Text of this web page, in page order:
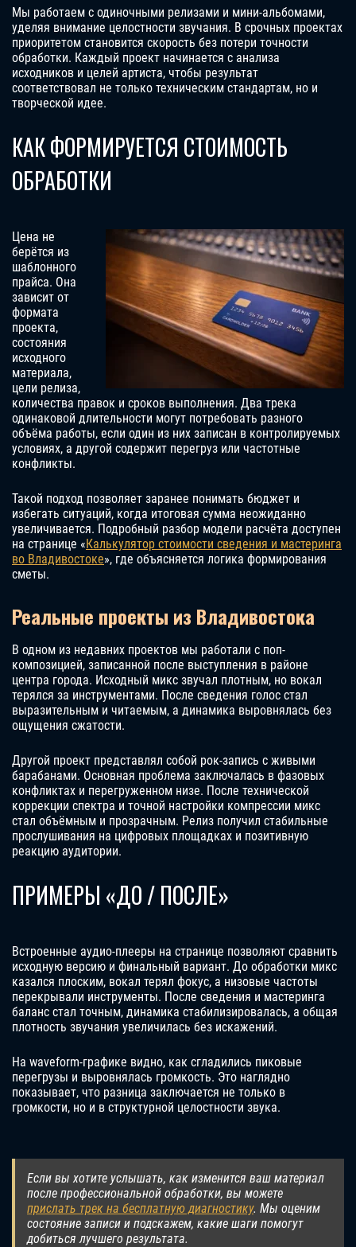
Мы работаем с одиночными релизами и мини-альбомами,
уделяя внимание целостности звучания. В срочных проектах
приоритетом становится скорость без потери точности
обработки. Каждый проект начинается с анализа
исходников и целей артиста, чтобы результат
соответствовал не только техническим стандартам, но и
творческой идее.
КАК ФОРМИРУЕТСЯ СТОИМОСТЬ
ОБРАБОТКИ
Цена не
берётся из
шаблонного
прайса. Она
зависит от
формата
проекта,
состояния
исходного
материала,
цели релиза,
количества правок и сроков выполнения. Два трека
одинаковой длительности могут потребовать разного
объёма работы, если один из них записан в контролируемых
условиях, а другой содержит перегруз или частотные
конфликты.
Такой подход позволяет заранее понимать бюджет и
избегать ситуаций, когда итоговая сумма неожиданно
увеличивается. Подробный разбор модели расчёта доступен
на странице «Калькулятор стоимости сведения и мастеринга
во Владивостоке», где объясняется логика формирования
сметы.
Реальные проекты из Владивостока
В одном из недавних проектов мы работали с поп-
композицией, записанной после выступления в районе
центра города. Исходный микс звучал плотным, но вокал
терялся за инструментами. После сведения голос стал
выразительным и читаемым, а динамика выровнялась без
ощущения сжатости.
Другой проект представлял собой рок-запись с живыми
барабанами. Основная проблема заключалась в фазовых
конфликтах и перегруженном низе. После технической
коррекции спектра и точной настройки компрессии микс
стал объёмным и прозрачным. Релиз получил стабильные
прослушивания на цифровых площадках и позитивную
реакцию аудитории.
ПРИМЕРЫ «ДО / ПОСЛЕ»
Встроенные аудио-плееры на странице позволяют сравнить
исходную версию и финальный вариант. До обработки микс
казался плоским, вокал терял фокус, а низовые частоты
перекрывали инструменты. После сведения и мастеринга
баланс стал точным, динамика стабилизировалась, а общая
плотность звучания увеличилась без искажений.
На waveform-графике видно, как сгладились пиковые
перегрузы и выровнялась громкость. Это наглядно
показывает, что разница заключается не только в
громкости, но и в структурной целостности звука.
Если вы хотите услышать, как изменится ваш материал
после профессиональной обработки, вы можете
прислать трек на бесплатную диагностику. Мы оценим
состояние записи и подскажем, какие шаги помогут
добиться лучшего результата.